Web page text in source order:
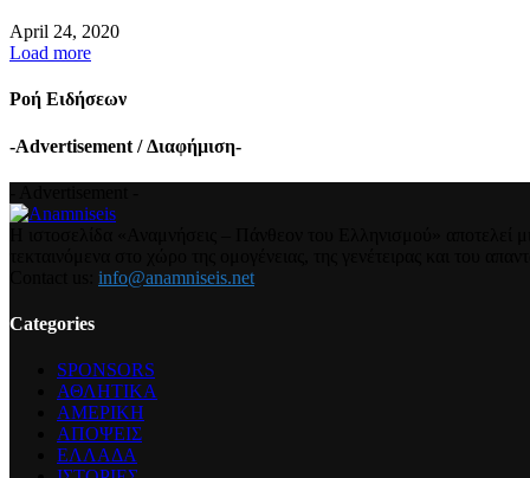
April 24, 2020
Load more
Ροή Ειδήσεων
-Advertisement / Διαφήμιση-
info@anamniseis.net
Categories
SPONSORS
ΑΘΛΗΤΙΚΑ
ΑΜΕΡΙΚΗ
ΑΠΟΨΕΙΣ
ΕΛΛΑΔΑ